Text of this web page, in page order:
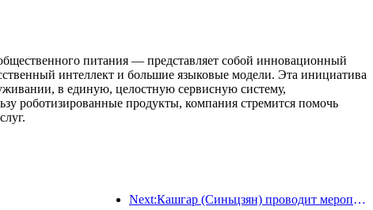
питания — представляет собой инновационный
интеллект и большие языковые модели. Эта инициатива
в единую, целостную сервисную систему,
роботизированные продукты, компания стремится помочь
Next:Кашгар (Синьцзян) проводит мероприятие по продвижению туризма с целью содействия межэтническому обмену.